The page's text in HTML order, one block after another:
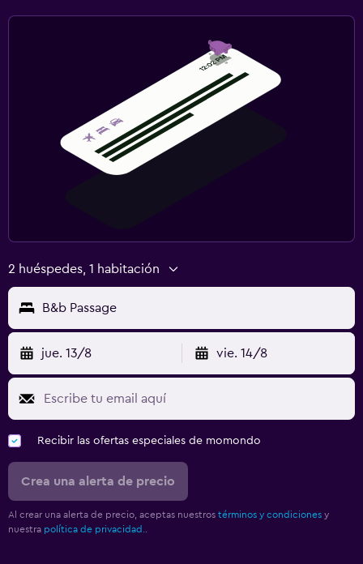
2 huéspedes, 1 habitación
B&b Passage
jue. 13/8 vie. 14/8
Recibir las ofertas especiales de momondo
Crea una alerta de precio
Al crear una alerta de precio, aceptas nuestros términos y condiciones y
nuestra política de privacidad.